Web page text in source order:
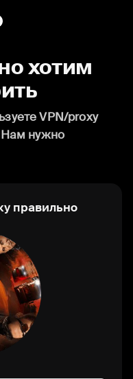
хотим
VPN/proxy
Нам нужно
правильно